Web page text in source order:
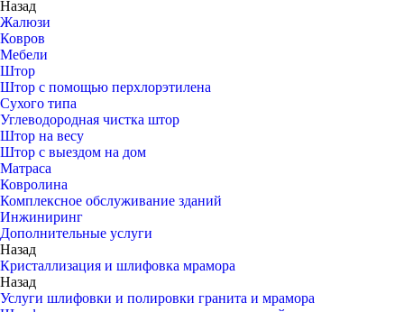
Назад
Жалюзи
Ковров
Мебели
Штор
Штор с помощью перхлорэтилена
Сухого типа
Углеводородная чистка штор
Штор на весу
Штор с выездом на дом
Матраса
Ковролина
Комплексное обслуживание зданий
Инжиниринг
Дополнительные услуги
Назад
Кристаллизация и шлифовка мрамора
Назад
Услуги шлифовки и полировки гранита и мрамора